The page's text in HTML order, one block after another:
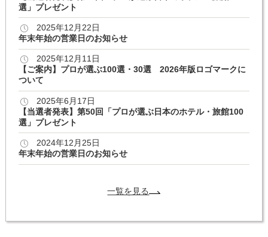
選」プレゼント
2025年12月22日
年末年始の営業日のお知らせ
2025年12月11日
【ご案内】プロが選ぶ100選・30選 2026年版ロゴマークに
ついて
2025年6月17日
【当選者発表】第50回「プロが選ぶ日本のホテル・旅館100
選」プレゼント
2024年12月25日
年末年始の営業日のお知らせ
一覧を見る